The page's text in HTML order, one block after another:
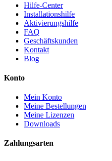
Hilfe-Center
Installationshilfe
Aktivierungshilfe
FAQ
Geschäftskunden
Kontakt
Blog
Konto
Mein Konto
Meine Bestellungen
Meine Lizenzen
Downloads
Zahlungsarten